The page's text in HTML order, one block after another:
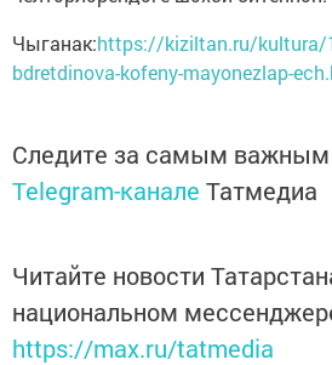
Чыганак:https://kiziltan.ru/kultura/
bdretdinova-kofeny-mayonezlap-
Следите за самым
Telegram-канале Татмедиа
Читайте новости
национальном
https://max.ru/tatmedia